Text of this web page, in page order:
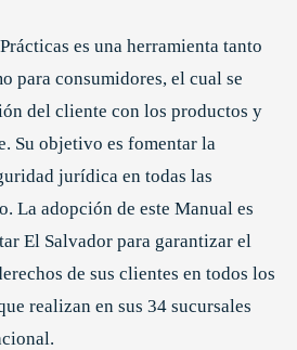
es una herramienta tanto
para consumidores, el cual se
del cliente con los productos y
Su objetivo es fomentar la
jurídica en todas las
La adopción de este Manual es
El Salvador para garantizar el
de sus clientes en todos los
realizan en sus 34 sucursales